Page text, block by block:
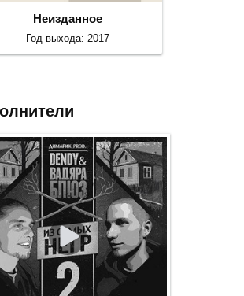
Неизданное
Год выхода: 2017